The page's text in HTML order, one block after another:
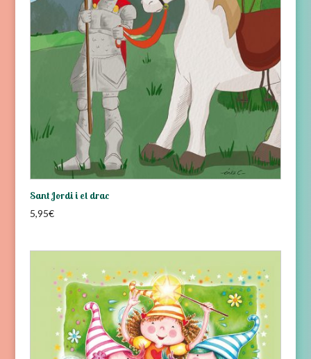
Sant Jordi i el drac
5,95€